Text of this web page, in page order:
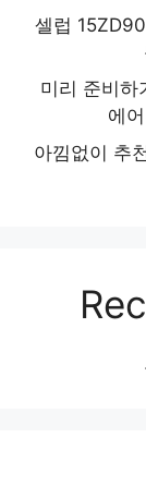
셀럽
미리 준비하
에
아낌없이 추